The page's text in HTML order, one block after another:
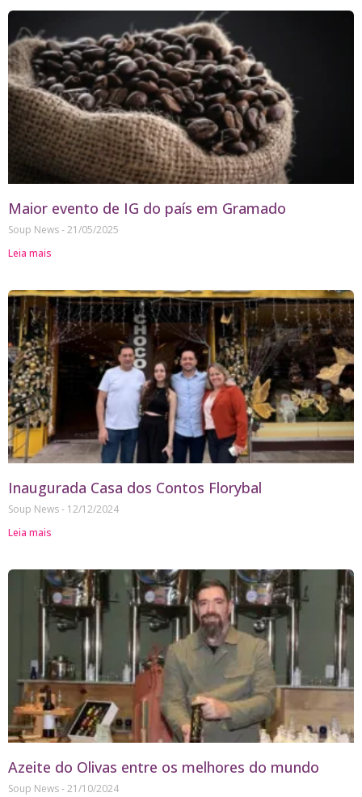
Maior evento de IG do país em Gramado
Soup News 21/05/2025
Leia mais
Inaugurada Casa dos Contos Florybal
Soup News
12/12/2024
Leia mais
Azeite do Olivas entre os melhores do mundo
Soup News 21/10/2024